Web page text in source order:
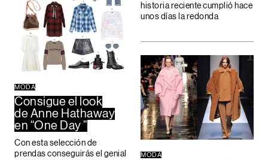
historia reciente cumplió hace
unos días la redonda
MODA
Consigue el look
de Anne Hathaway
en “One Day ”
Con esta selección de
prendas conseguirás el genial
MODA